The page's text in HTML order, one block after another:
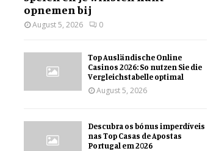
opnemen bij
August 5, 2026 0
Top Ausländische Online
Casinos 2026: So nutzen Sie die
Vergleichstabelle optimal
August 5, 2026
Descubra os bónus imperdíveis
nas Top Casas de Apostas
Portugal em 2026